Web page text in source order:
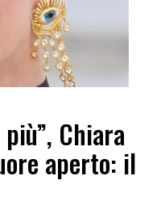
Chiara
aperto: il